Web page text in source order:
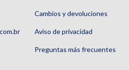
Cambios y devoluciones
Aviso de privacidad
Preguntas más frecuentes